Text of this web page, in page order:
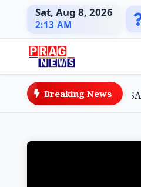
Sat, Aug 8, 2026
2:13 AM
Breaking News
Minister Assures SSA